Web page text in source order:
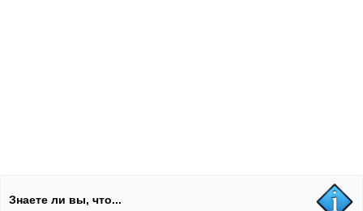
Знаете ли вы, что...